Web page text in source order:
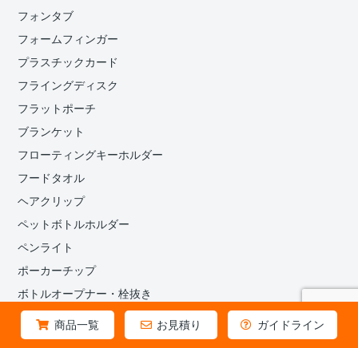
商品一覧 お見積り ガイドライン
フォンタブ
フォームフィンガー
プラスチックカード
フライングディスク
フラットポーチ
ブランケット
フローティングキーホルダー
フードタオル
ヘアクリップ
ペットボトルホルダー
ペンライト
ポーカーチップ
ボトルオープナー・栓抜き
マウスパッド
マカロンケース